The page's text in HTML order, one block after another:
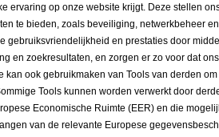
ervaring op onze website krijgt. Deze stellen
te bieden, zoals beveiliging, netwerkbeheer
gebruiksvriendelijkheid en prestaties door
en zoekresultaten, en zorgen er zo voor dat
kan ook gebruikmaken van Tools van derden
Tools kunnen worden verwerkt door
Economische Ruimte (EER) en die
van de relevante Europese